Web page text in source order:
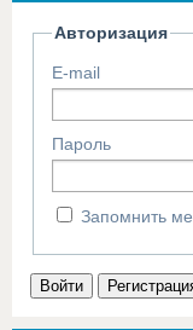
Авторизация
E-mail
Пароль
Запомнить
Войти